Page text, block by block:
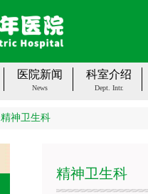
医院新闻
News
科室介绍
Dept. Intr.
精神卫生科
精神卫生科